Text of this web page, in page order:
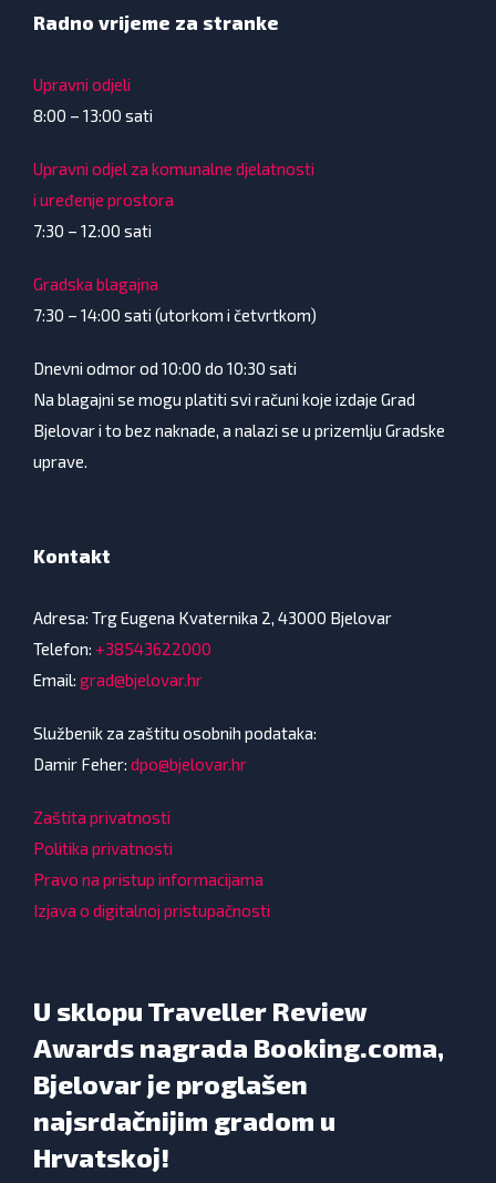
Radno vrijeme za stranke
Upravni odjeli
8:00 – 13:00 sati
Upravni odjel za komunalne djelatnosti
i uređenje prostora
7:30 – 12:00 sati
Gradska blagajna
7:30 – 14:00 sati (utorkom i četvrtkom)
Dnevni odmor od 10:00 do 10:30 sati
Na blagajni se mogu platiti svi računi koje izdaje Grad
Bjelovar i to bez naknade, a nalazi se u prizemlju Gradske
uprave.
Kontakt
Adresa: Trg Eugena Kvaternika 2, 43000 Bjelovar
Telefon: +38543622000
Email: grad@bjelovar.hr
Službenik za zaštitu osobnih podataka:
Damir Feher: dpo@bjelovar.hr
Zaštita privatnosti
Politika privatnosti
Pravo na pristup informacijama
Izjava o digitalnoj pristupačnosti
U sklopu Traveller Review
Awards nagrada Booking.coma,
Bjelovar je proglašen
najsrdačnijim gradom u
Hrvatskoj!